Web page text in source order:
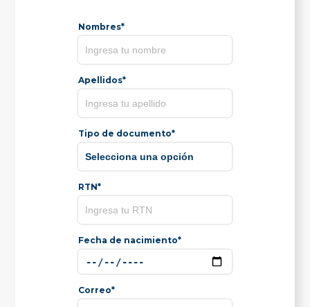
Nombres*
Apellidos*
Tipo de documento*
RTN*
Fecha de nacimiento*
Correo*